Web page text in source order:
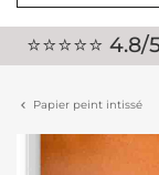
⭐⭐⭐⭐⭐
Papier peint intissé